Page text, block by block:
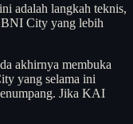
adalah langkah teknis,
BNI City yang lebih
akhirnya membuka
yang selama ini
Jika KAI